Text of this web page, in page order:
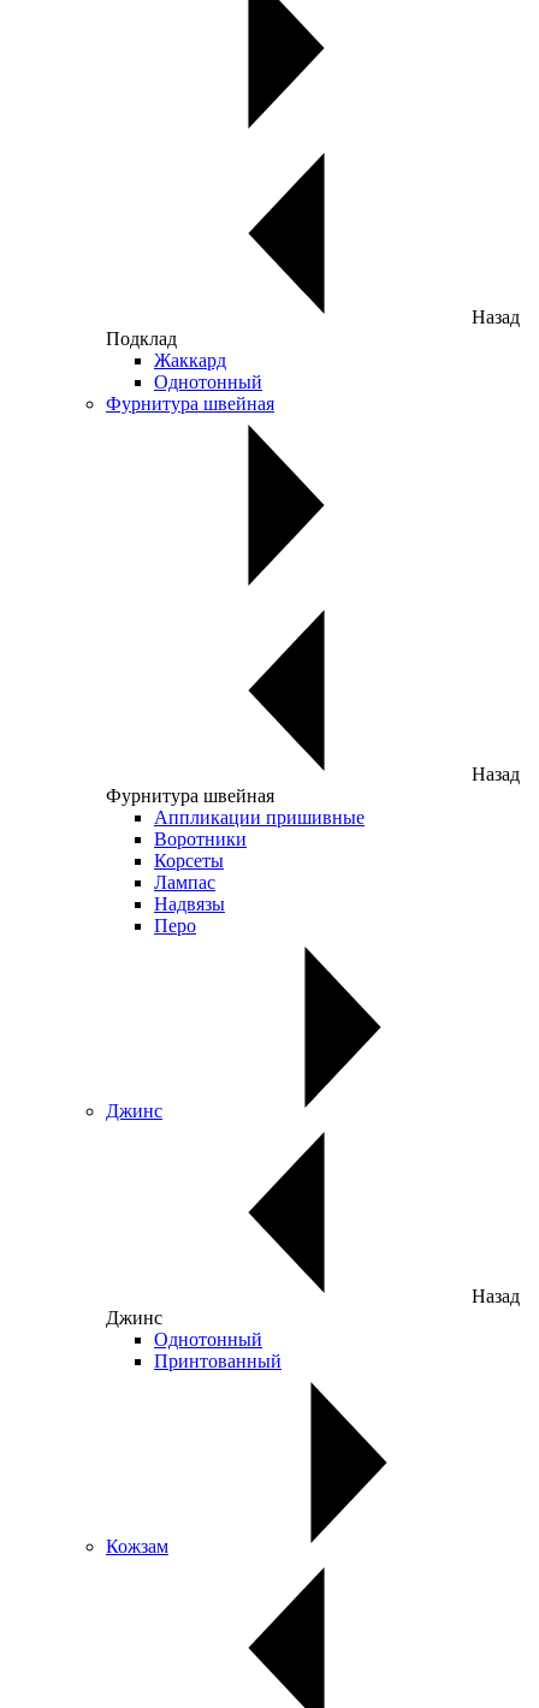
Назад
Подклад
Жаккард
Однотонный
Фурнитура швейная
Назад
Фурнитура швейная
Аппликации пришивные
Воротники
Корсеты
Лампас
Надвязы
Перо
Джинс
Назад
Джинс
Однотонный
Принтованный
Кожзам